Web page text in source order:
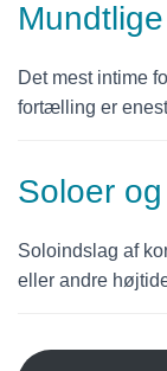
Det mest intime
fortælling er
Soloer
Soloindslag af
eller andre